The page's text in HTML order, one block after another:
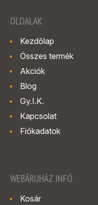
OLDALAK
Kezdőlap
Összes termék
Akciók
Blog
Gy.I.K.
Kapcsolat
Fiókadatok
WEBÁRUHÁZ INFÓ
Kosár